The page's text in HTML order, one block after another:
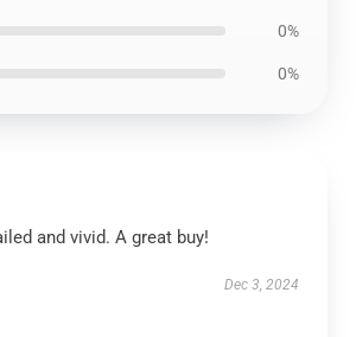
0%
0%
and vivid. A great buy!
Dec 3, 2024